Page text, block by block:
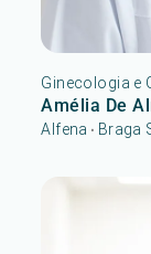
Ginecologia e
Amélia De
Alfena • Braga